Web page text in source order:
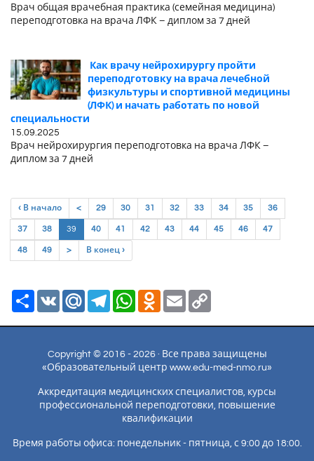
Врач общая врачебная практика (семейная медицина)
переподготовка на врача ЛФК – диплом за 7 дней
Как врачу нейрохирургу пройти
переподготовку на врача лечебной
физкультуры и спортивной медицины
(ЛФК) и начать работать по новой
специальности
15.09.2025
Врач нейрохирургия переподготовка на врача ЛФК –
диплом за 7 дней
‹ В начало < 29 30 31 32 33 34 35 36
37 38 39 (current)
40 41 42 43 44 45 46 47
48 49 > В конец ›
РесурсVK Mail.Ru TelegramWhatsAppOdnoklassniki
Email
Copyright © 2016 - 2026 · Все права защищены
«Образовательный центр www.edu-med-nmo.ru»
Аккредитация медицинских специалистов, курсы
профессиональной переподготовки, повышение
квалификации
Время работы офиса: понедельник - пятница, с 9:00 до 18:00.